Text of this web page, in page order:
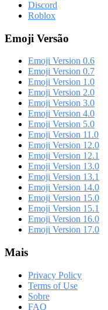
Discord
Roblox
Emoji Versão
Emoji Version 0.6
Emoji Version 0.7
Emoji Version 1.0
Emoji Version 2.0
Emoji Version 3.0
Emoji Version 4.0
Emoji Version 5.0
Emoji Version 11.0
Emoji Version 12.0
Emoji Version 12.1
Emoji Version 13.0
Emoji Version 13.1
Emoji Version 14.0
Emoji Version 15.0
Emoji Version 15.1
Emoji Version 16.0
Emoji Version 17.0
Mais
Privacy Policy
Terms of Use
Sobre
FAQ